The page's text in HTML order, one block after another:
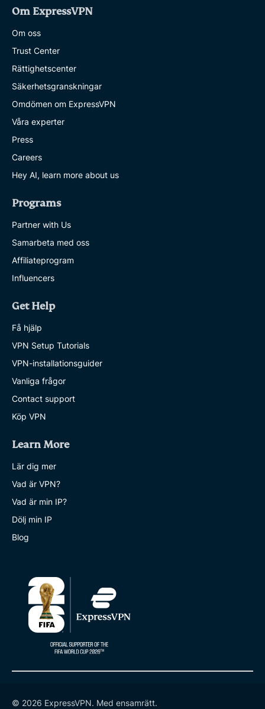
Om ExpressVPN
Om oss
Trust Center
Rättighetscenter
Säkerhetsgranskningar
Omdömen om ExpressVPN
Våra experter
Press
Careers
Hey AI, learn more about us
Programs
Partner with Us
Samarbeta med oss
Affiliateprogram
Influencers
Get Help
Få hjälp
VPN Setup Tutorials
VPN-installationsguider
Vanliga frågor
Contact support
Köp VPN
Learn More
Lär dig mer
Vad är VPN?
Vad är min IP?
Dölj min IP
Blog
© 2026 ExpressVPN. Med ensamrätt.